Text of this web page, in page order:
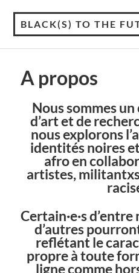
BLACK(S) TO THE
A propos
Nous sommes
d’art et de
nous explorons
identités noires
afro en
artistes,
Certain·e·s
d’autres
reflétant le
propre à toute
ligne comme